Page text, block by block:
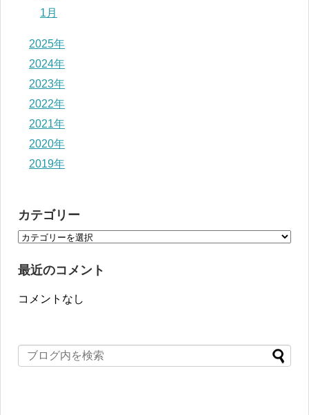
1月
2025年
2024年
2023年
2022年
2021年
2020年
2019年
カテゴリー
最近のコメント
コメントなし